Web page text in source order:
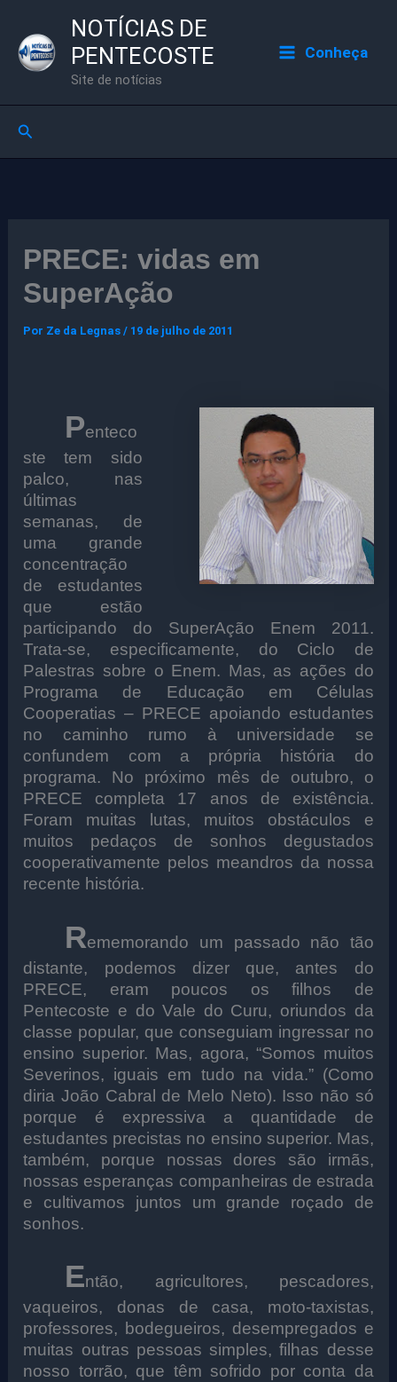
para
NOTÍCIAS DE
PENTECOSTE
Site de notícias
Conheça
Pesquisar
PRECE: vidas em
SuperAção
Por Ze da Legnas/ 19 de julho de 2011
Penteco
ste tem sido
palco, nas
últimas
semanas, de
uma grande
concentração
de estudantes
que estão
participando do SuperAção Enem 2011.
Trata-se, especificamente, do Ciclo de
Palestras sobre o Enem. Mas, as ações do
Programa de Educação em Células
Cooperatias – PRECE apoiando estudantes
no caminho rumo à universidade se
confundem com a própria história do
programa. No próximo mês de outubro, o
PRECE completa 17 anos de existência.
Foram muitas lutas, muitos obstáculos e
muitos pedaços de sonhos degustados
cooperativamente pelos meandros da nossa
recente história.
Rememorando um passado não tão
distante, podemos dizer que, antes do
PRECE, eram poucos os filhos de
Pentecoste e do Vale do Curu, oriundos da
classe popular, que conseguiam ingressar no
ensino superior. Mas, agora, “Somos muitos
Severinos, iguais em tudo na vida.” (Como
diria João Cabral de Melo Neto). Isso não só
porque é expressiva a quantidade de
estudantes precistas no ensino superior. Mas,
também, porque nossas dores são irmãs,
nossas esperanças companheiras de estrada
e cultivamos juntos um grande roçado de
sonhos.
Então, agricultores, pescadores,
vaqueiros, donas de casa, moto-taxistas,
professores, bodegueiros, desempregados e
muitas outras pessoas simples, filhas desse
nosso torrão, que têm sofrido por conta da